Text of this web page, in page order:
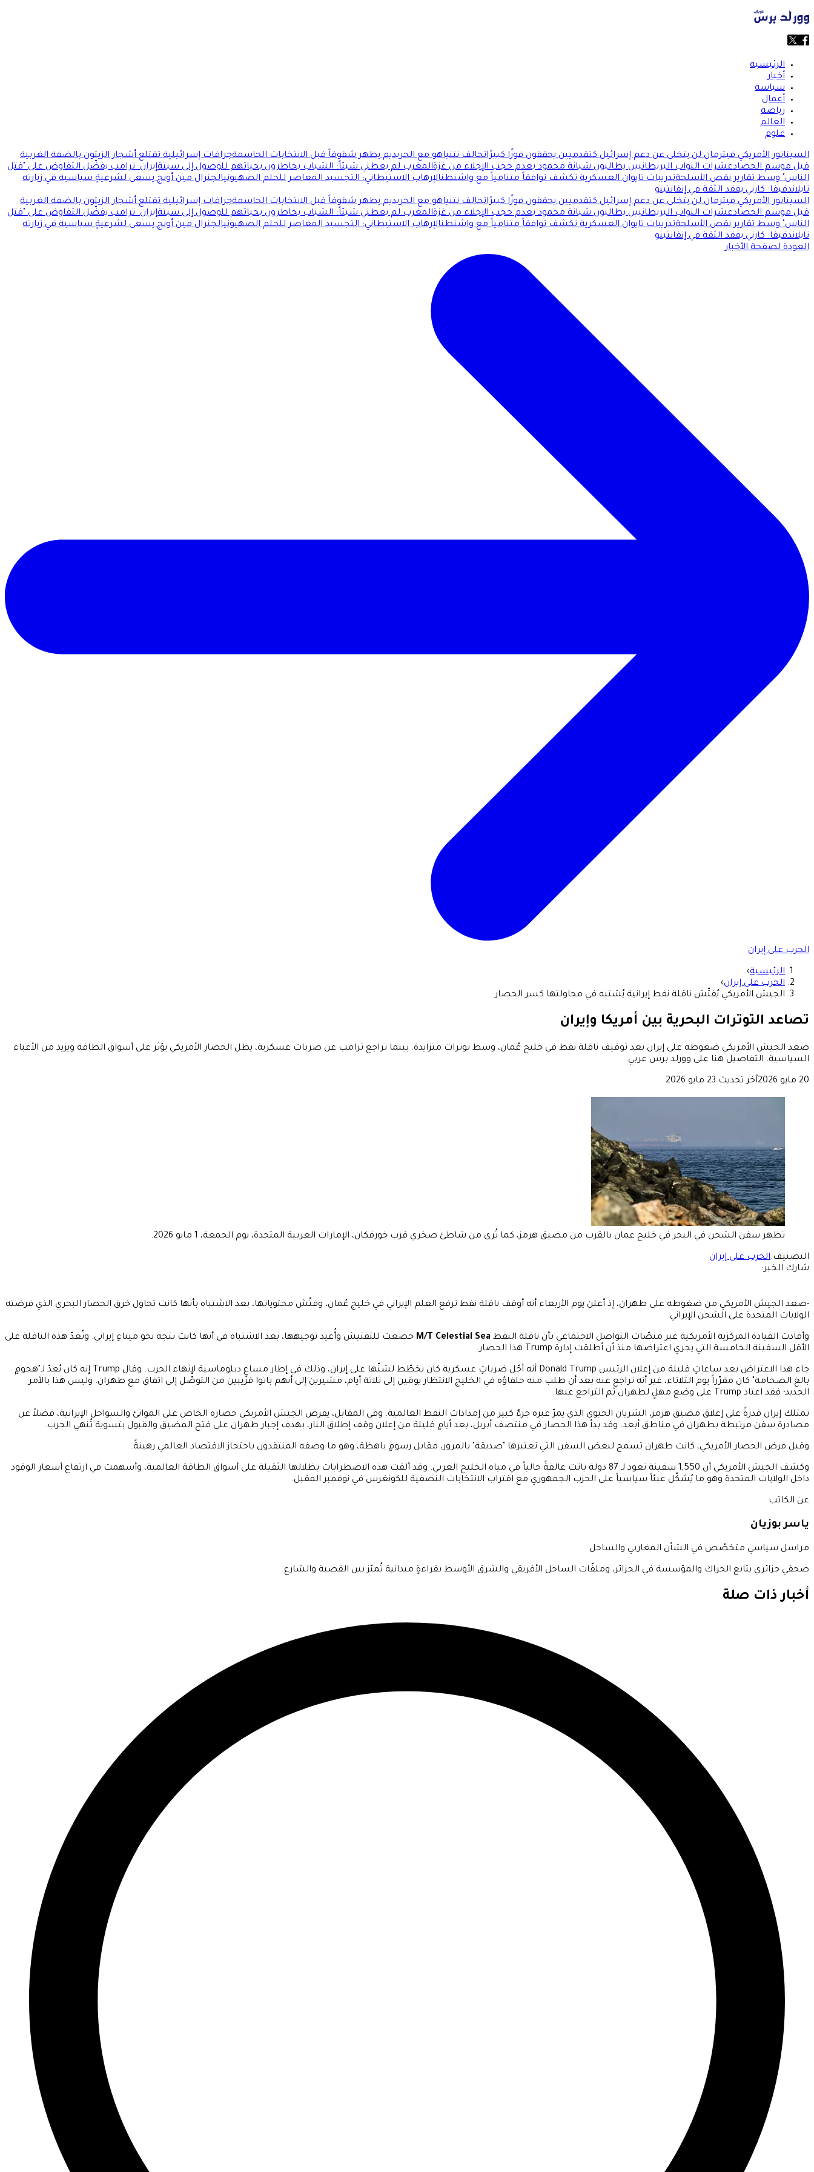
الرئيسية
أخبار
سياسة
أعمال
رياضة
العالم
علوم
السيناتور الأمريكي فيترمان لن يتخلى عن دعم إسرائيل كتقدميين يحققون فوزًا كبيرًاتحالف نتنياهو مع الحريديم يظهر شقوقاً قبل الانتخابات الحاسمةجرافات إسرائيلية تقتلع أشجار الزيتون بالضفة الغربية
قبل موسم الحصادعشرات النواب البريطانيين يطالبون شبانة محمود بعدم حجب الإجلاء من غزةالمغرب لم يعطني شيئاً: الشباب يخاطرون بحياتهم للوصول إلى سبتةإيران: ترامب يفضّل التفاوض على "قتل
الناس" وسط تقارير نقص الأسلحةتدريبات تايوان العسكرية تكشف توافقاً متنامياً مع واشنطنالإرهاب الاستيطاني: التجسيد المعاصر للحلم الصهيونيالجنرال مين أونج يسعى لشرعيةٍ سياسية في زيارته
تايلاندفيفا: كارني يفقد الثقة في إنفانتينو
السيناتور الأمريكي فيترمان لن يتخلى عن دعم إسرائيل كتقدميين يحققون فوزًا كبيرًاتحالف نتنياهو مع الحريديم يظهر شقوقاً قبل الانتخابات الحاسمةجرافات إسرائيلية تقتلع أشجار الزيتون بالضفة الغربية
قبل موسم الحصادعشرات النواب البريطانيين يطالبون شبانة محمود بعدم حجب الإجلاء من غزةالمغرب لم يعطني شيئاً: الشباب يخاطرون بحياتهم للوصول إلى سبتةإيران: ترامب يفضّل التفاوض على "قتل
الناس" وسط تقارير نقص الأسلحةتدريبات تايوان العسكرية تكشف توافقاً متنامياً مع واشنطنالإرهاب الاستيطاني: التجسيد المعاصر للحلم الصهيونيالجنرال مين أونج يسعى لشرعيةٍ سياسية في زيارته
تايلاندفيفا: كارني يفقد الثقة في إنفانتينو
العودة لصفحة الأخبار
الحرب على إيران
الرئيسية›
الحرب على إيران›
الجيش الأمريكي يُفتّش ناقلة نفط إيرانية يُشتبه في محاولتها كسر الحصار
تصاعد التوترات البحرية بين أمريكا وإيران
صعد الجيش الأمريكي ضغوطه على إيران بعد توقيف ناقلة نفط في خليج عُمان، وسط توترات متزايدة. بينما تراجع ترامب عن ضربات عسكرية، يظل الحصار الأمريكي يؤثر على أسواق الطاقة ويزيد من الأعباء
السياسية. التفاصيل هنا على وورلد برس عربي.
20 مايو 2026 آخر تحديث 23 مايو 2026
تظهر سفن الشحن في البحر في خليج عمان بالقرب من مضيق هرمز، كما تُرى من شاطئ صخري قرب خورفكان، الإمارات العربية المتحدة، يوم الجمعة، 1 مايو 2026.
التصنيف:الحرب على إيران
شارك الخبر:
-صعد الجيش الأمريكي من ضغوطه على طهران، إذ أعلن يوم الأربعاء أنه أوقف ناقلة نفط ترفع العلم الإيراني في خليج عُمان، وفتّش محتوياتها، بعد الاشتباه بأنها كانت تحاول خرق الحصار البحري الذي فرضته
الولايات المتحدة على الشحن الإيراني.
وأفادت القيادة المركزية الأمريكية عبر منصّات التواصل الاجتماعي بأن ناقلة النفط M/T Celestial Sea خضعت للتفتيش وأُعيد توجيهها، بعد الاشتباه في أنها كانت تتجه نحو ميناءٍ إيراني. وتُعدّ هذه الناقلة على
الأقل السفينة الخامسة التي يجري اعتراضها منذ أن أطلقت إدارة Trump هذا الحصار.
جاء هذا الاعتراض بعد ساعاتٍ قليلة من إعلان الرئيس Donald Trump أنه أجّل ضرباتٍ عسكرية كان يخطّط لشنّها على إيران، وذلك في إطار مساعٍ دبلوماسية لإنهاء الحرب. وقال Trump إنه كان يُعدّ لـ"هجومٍ
بالغ الضخامة" كان مقرّراً يوم الثلاثاء، غير أنه تراجع عنه بعد أن طلب منه حلفاؤه في الخليج الانتظار يومَين إلى ثلاثة أيام، مشيرين إلى أنهم باتوا قريبين من التوصّل إلى اتفاق مع طهران. وليس هذا بالأمر
الجديد؛ فقد اعتاد Trump على وضع مهلٍ لطهران ثم التراجع عنها.
تمتلك إيران قدرةً على إغلاق مضيق هرمز، الشريان الحيوي الذي يمرّ عبره جزءٌ كبير من إمدادات النفط العالمية. وفي المقابل، يفرض الجيش الأمريكي حصاره الخاص على الموانئ والسواحل الإيرانية، فضلاً عن
مصادرة سفن مرتبطة بطهران في مناطق أبعد. وقد بدأ هذا الحصار في منتصف أبريل، بعد أيامٍ قليلة من إعلان وقف إطلاق النار، بهدف إجبار طهران على فتح المضيق والقبول بتسوية تُنهي الحرب.
وقبل فرض الحصار الأمريكي، كانت طهران تسمح لبعض السفن التي تعتبرها "صديقة" بالمرور، مقابل رسومٍ باهظة، وهو ما وصفه المنتقدون باحتجاز الاقتصاد العالمي رهينةً.
وكشف الجيش الأمريكي أن 1,550 سفينة تعود لـ 87 دولة باتت عالقةً حالياً في مياه الخليج العربي. وقد ألقت هذه الاضطرابات بظلالها الثقيلة على أسواق الطاقة العالمية، وأسهمت في ارتفاع أسعار الوقود
داخل الولايات المتحدة وهو ما يُشكّل عبئاً سياسياً على الحزب الجمهوري مع اقتراب الانتخابات النصفية للكونغرس في نوفمبر المقبل.
عن الكاتب
ياسر بوزيان
مراسل سياسي متخصّص في الشأن المغاربي والساحل
صحفي جزائري يتابع الحراك والمؤسسة في الجزائر، وملفّات الساحل الأفريقي والشرق الأوسط بقراءةٍ ميدانية تُميّز بين القصبة والشارع.
أخبار ذات صلة